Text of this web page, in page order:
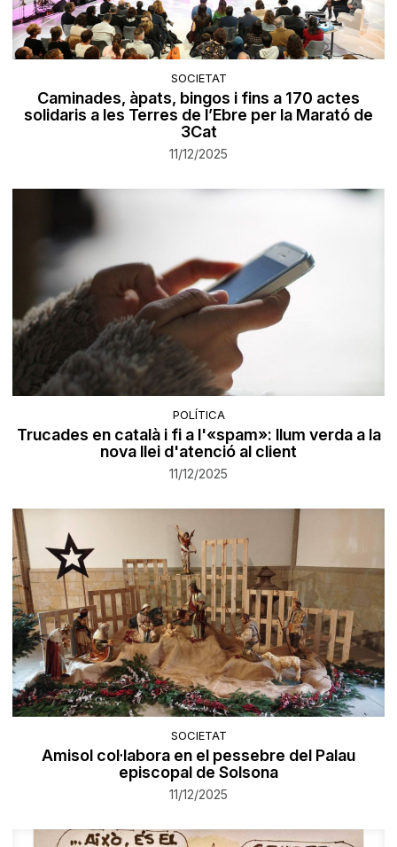
SOCIETAT
Caminades, àpats, bingos i fins a 170 actes
solidaris a les Terres de l’Ebre per la Marató de
3Cat
11/12/2025
POLÍTICA
Trucades en català i fi a l'«spam»: llum verda a la
nova llei d'atenció al client
11/12/2025
SOCIETAT
Amisol col·labora en el pessebre del Palau
episcopal de Solsona
11/12/2025